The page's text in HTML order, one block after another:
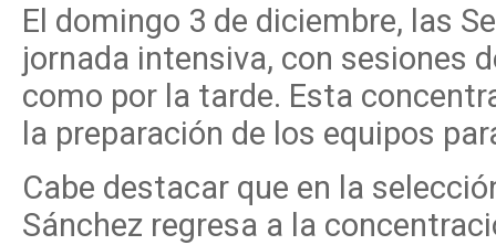
El domingo 3 de diciembre, las
jornada intensiva, con sesiones
como por la tarde. Esta
la preparación de los equipos
Cabe destacar que en la
Sánchez regresa a la